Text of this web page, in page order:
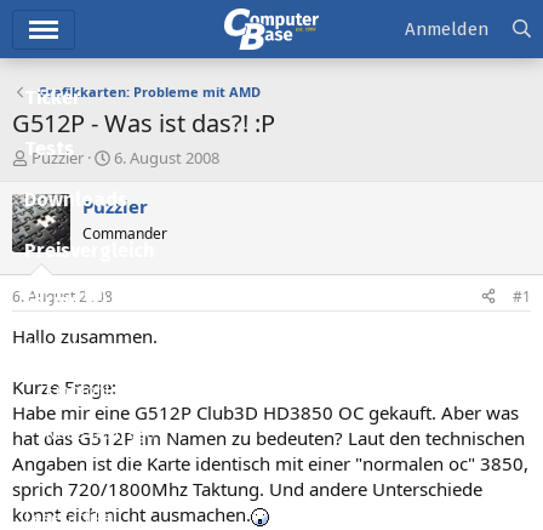
Ticker
Tests
Downloads
Preisvergleich
Forum
Aktuelles
Empfohlene Inhalte
Neue Beiträge
Neueste Aktivitäten
Leserartikel
Anmelden
Grafikkarten: Probleme mit AMD
G512P - Was ist das?! :P
E
s
t
e
l
e
r
Puzzler
E
s
e
t
a
6. August 2008
Puzzler
Commander
6. August 2008 #1
Hallo zusammen.
Kurze Frage:
Habe mir eine G512P Club3D HD3850 OC gekauft. Aber was
hat das G512P im Namen zu bedeuten? Laut den technischen
Angaben ist die Karte identisch mit einer "normalen oc" 3850,
sprich 720/1800Mhz Taktung. Und andere Unterschiede
konnt eich nicht ausmachen.